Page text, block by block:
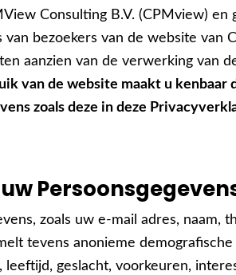
Consulting B.V. (CPMview)
bezoekers van de website van
aanzien van de verwerking van
van de website maakt u kenbaar
zoals deze in deze
zoals uw e-mail adres, naam,
tevens anonieme
leeftijd, geslacht, voorkeuren,